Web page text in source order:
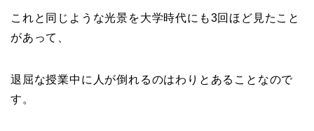
これと同じような光景を大学時代にも3回ほど見たこと
があって、
退屈な授業中に人が倒れるのはわりとあることなので
す。